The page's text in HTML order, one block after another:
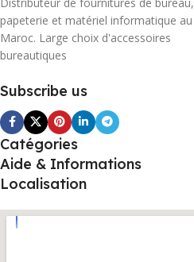
papeterie et matériel informatique au
Maroc. Large choix d'accessoires
bureautiques
Subscribe us
Catégories
Aide & Informations
Localisation